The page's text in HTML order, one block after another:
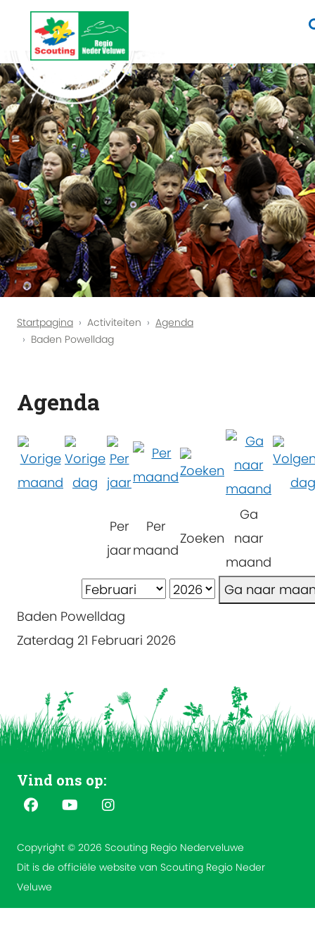
Startpagina Activiteiten
Agenda
Baden Powelldag
Agenda
Per
jaar
Per
maand
Zoeken
Ga
naar
maand
Ga naar
Baden Powelldag
Zaterdag 21 Februari 2026
Vind ons op:
Copyright © 2026 Scouting Regio Nederveluwe
Dit is de officiële website van Scouting Regio Neder
Veluwe